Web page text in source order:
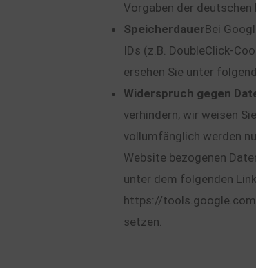
Vorgaben der
SpeicherdauerBei
IDs (z.B. DoubleClick-
ersehen Sie unter
Widerspruch gegen
verhindern; wir weisen
vollumfänglich werden
Website bezogenen
unter dem folgenden
https://
setzen.